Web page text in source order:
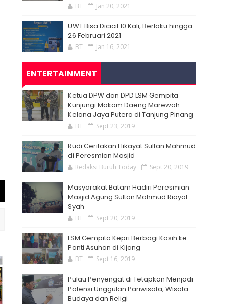
BT Jan 20, 2021
UWT Bisa Dicicil 10 Kali, Berlaku hingga
26 Februari 2021
BT Jan 16, 2021
ENTERTAINMENT
Ketua DPW dan DPD LSM Gempita
Kunjungi Makam Daeng Marewah
Kelana Jaya Putera di Tanjung Pinang
BT Sept 23, 2019
Rudi Ceritakan Hikayat Sultan Mahmud
di Peresmian Masjid
Redaksi Buruh Today Sept 20, 2019
Masyarakat Batam Hadiri Peresmian
Masjid Agung Sultan Mahmud Riayat
Syah
BT Sept 20, 2019
LSM Gempita Kepri Berbagi Kasih ke
Panti Asuhan di Kijang
BT Sept 16, 2019
Pulau Penyengat di Tetapkan Menjadi
Potensi Unggulan Pariwisata, Wisata
Budaya dan Religi